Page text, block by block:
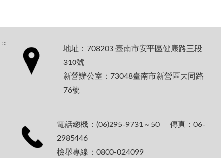
:::
地址：708203 臺南市安平區健康路三段
310號
新營辦公室：73048臺南市新營區大同路
76號
電話總機：(06)295-9731～50 傳真：06-
2985446
檢舉專線：0800-024099